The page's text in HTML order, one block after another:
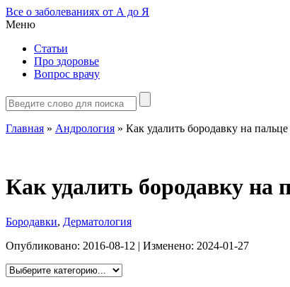
Все о заболеваниях от А до Я
Меню
Статьи
Про здоровье
Вопрос врачу
Главная » Андрология » Как удалить бородавку на
Как удалить бородавку на
Бородавки, Дерматология
Опубликовано: 2016-08-12 | Изменено: 2024-01-27